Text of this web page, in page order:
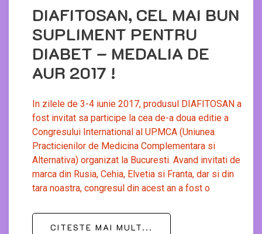
DIAFITOSAN, CEL MAI BUN
SUPLIMENT PENTRU
DIABET – MEDALIA DE
AUR 2017 !
In zilele de 3-4 iunie 2017, produsul DIAFITOSAN a
fost invitat sa participe la cea de-a doua editie a
Congresului International al UPMCA (Uniunea
Practicienilor de Medicina Complementara si
Alternativa) organizat la Bucuresti. Avand invitati de
marca din Rusia, Cehia, Elvetia si Franta, dar si din
tara noastra, congresul din acest an a fost o
CITESTE MAI MULT...